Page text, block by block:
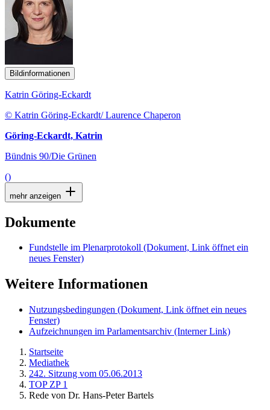
Bildinformationen
Katrin Göring-Eckardt
© Katrin Göring-Eckardt/ Laurence Chaperon
Göring-Eckardt, Katrin
Bündnis 90/Die Grünen
()
mehr anzeigen
Dokumente
Fundstelle im Plenarprotokoll (Dokument, Link öffnet ein
neues Fenster)
Weitere Informationen
Nutzungsbedingungen (Dokument, Link öffnet ein neues
Fenster)
Aufzeichnungen im Parlamentsarchiv (Interner Link)
Startseite
Mediathek
242. Sitzung vom 05.06.2013
TOP ZP 1
Rede von Dr. Hans-Peter Bartels